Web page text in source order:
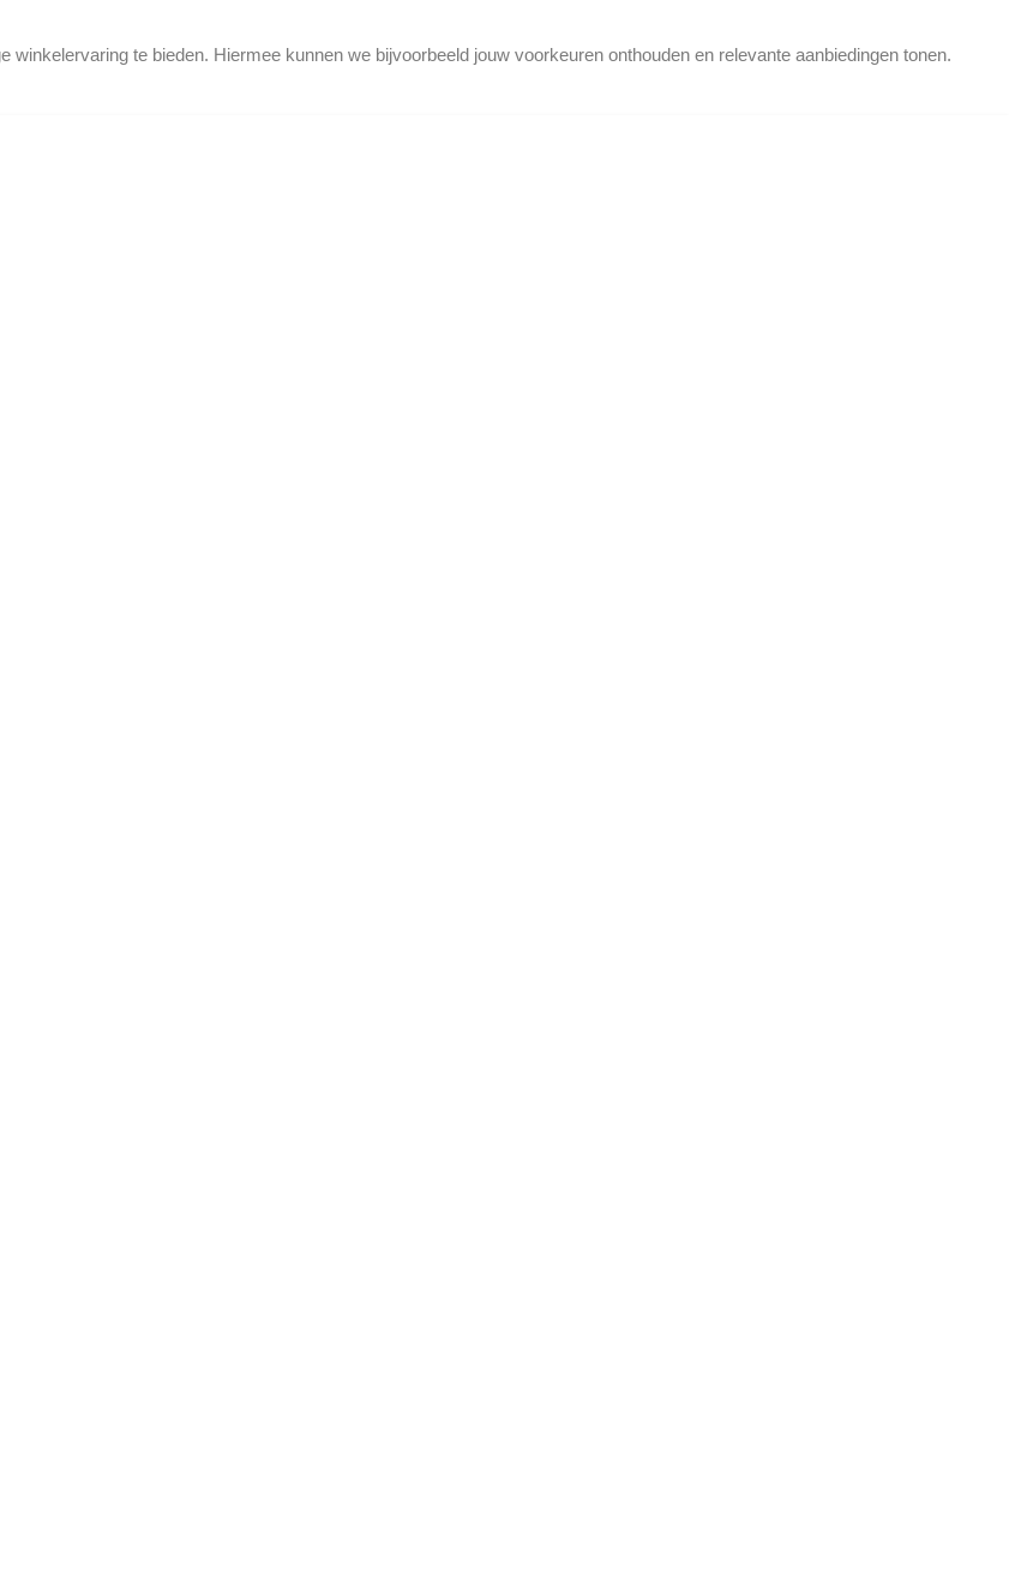
te bieden. Hiermee kunnen we bijvoorbeeld jouw voorkeuren onthouden en relevante aanbiedingen tonen.